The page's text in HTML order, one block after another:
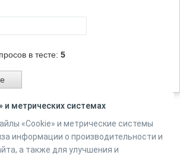
в тесте: 5
Powered by
Online Test Pad
и метрических системах
«Cookie» и метрические системы
информации о производительности и
а также для улучшения и